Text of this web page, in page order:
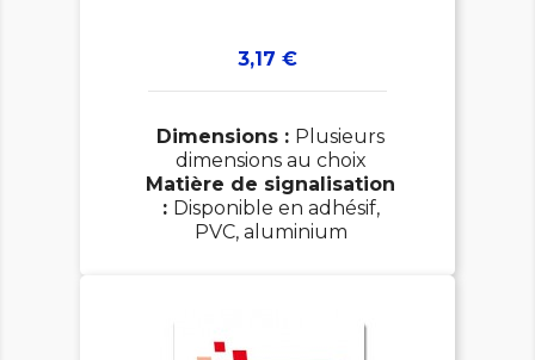
Prix
3,17 €
Dimensions : Plusieurs
dimensions au choix
Matière de signalisation
: Disponible en adhésif,
PVC, aluminium